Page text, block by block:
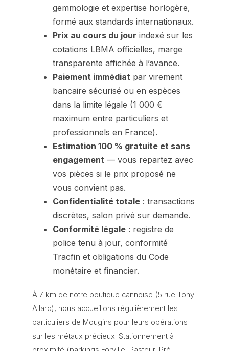
gemmologie et expertise horlogère,
formé aux standards internationaux.
Prix au cours du jour indexé sur les
cotations LBMA officielles, marge
transparente affichée à l’avance.
Paiement immédiatpar virement
bancaire sécurisé ou en espèces
dans la limite légale (1 000 €
maximum entre particuliers et
professionnels en France).
Estimation 100 % gratuite et sans
engagement— vous repartez avec
vos pièces si le prix proposé ne
vous convient pas.
Confidentialité totale: transactions
discrètes, salon privé sur demande.
Conformité légale: registre de
police tenu à jour, conformité
Tracfin et obligations du Code
monétaire et financier.
À 7 km de notre boutique cannoise (5 rue Tony
Allard), nous accueillons régulièrement les
particuliers de Mougins pour leurs opérations
sur les métaux précieux. Stationnement à